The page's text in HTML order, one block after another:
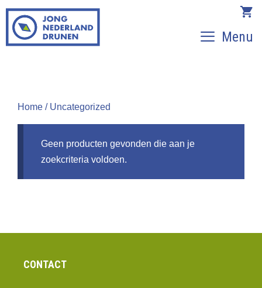
Ga
naar
Menu
Home / Uncategorized
Geen producten gevonden die aan je
zoekcriteria voldoen.
CONTACT